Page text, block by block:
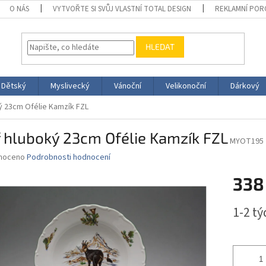
O NÁS VYTVOŘTE SI SVŮJ VLASTNÍ TOTAL DESIGN REKLAMNÍ
HLEDAT
Dětský Myslivecký Vánoční Velikonoční Dárkový
23cm Ofélie Kamzík FZL
hluboký 23cm Ofélie Kamzík FZLMYOT195
Podrobnosti hodnocení
cena:
1-2